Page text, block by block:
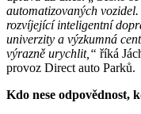
automatizovaných
rozvíjející inteligentní
univerzity a výzkumná
výrazně urychlit,“ říká
provoz Direct auto Parků.
Kdo nese odpovědnost,